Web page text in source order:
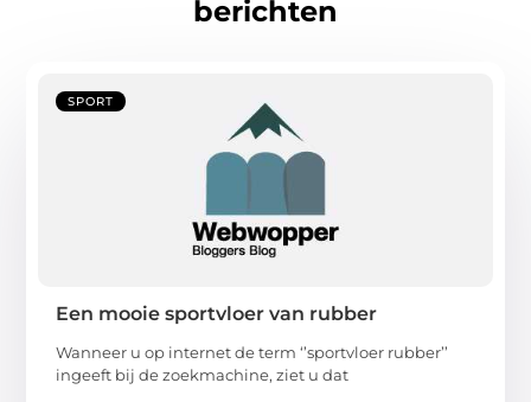
berichten
SPORT
Een mooie sportvloer van rubber
Wanneer u op internet de term ‘’sportvloer rubber’’
ingeeft bij de zoekmachine, ziet u dat